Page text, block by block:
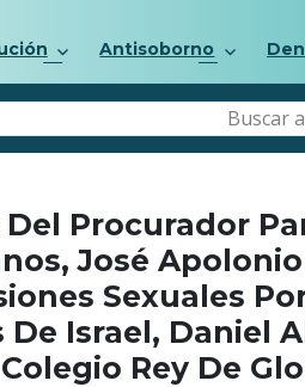
Antisoborno
Procurador
José
Sexuales
Israel, Daniel
Rey De